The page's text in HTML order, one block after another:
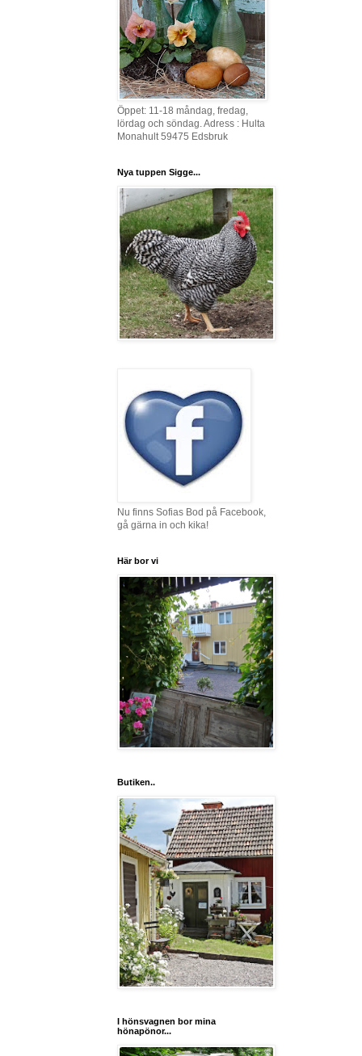
Öppet: 11-18 måndag, fredag,
lördag och söndag. Adress : Hulta
Monahult 59475 Edsbruk
Nya tuppen Sigge...
Nu finns Sofias Bod på Facebook,
gå gärna in och kika!
Här bor vi
Butiken..
I hönsvagnen bor mina
hönapönor...